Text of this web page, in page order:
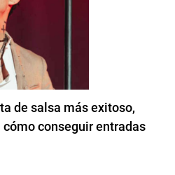
de salsa más exitoso,
conseguir entradas